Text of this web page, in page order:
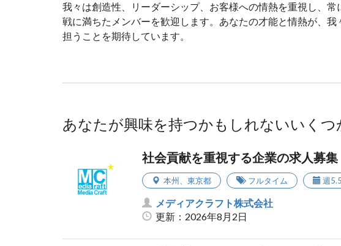
我々は創造性、リーダーシップ、お客様への情熱を重視し、
戦に満ちたメンバーを歓迎します。あなたの才能と情熱が、
担うことを期待しています。
あなたが興味を持つかもしれないいくつ
社会貢献を重視する企業の求人募集
本州、 東京都 フルタイム 週
メディアクラフト株式会社
更新：2026年8月2日